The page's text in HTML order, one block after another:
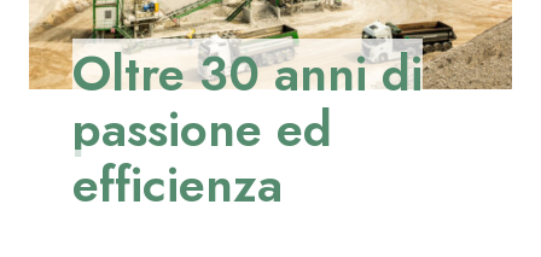
Materiali Riciclati
Pietrischi
Sabbie
Oltre 30 anni di
passione ed
efficienza